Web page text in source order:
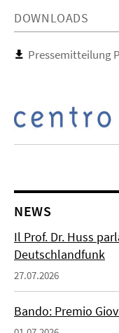
DOWNLOADS
Pressemitteilung
NEWS
Il Prof. Dr. Huss
Deutschlandfunk
27.07.2026
Bando: Premio